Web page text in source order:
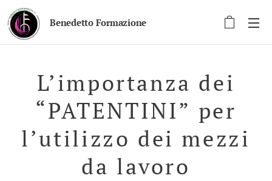
Benedetto Formazione
L’importanza dei
“PATENTINI” per
l’utilizzo dei mezzi
da lavoro